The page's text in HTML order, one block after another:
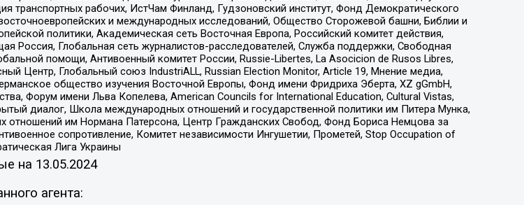
транспортных рабочих, ИстЧам Финланд, Гудзоновский институт, Фонд Демократического
и международных исследований, Общество Сторожевой башни, Библии и
политики, Академическая сеть Восточная Европа, Российский комитет действия,
Россия, Глобальная сеть журналистов-расследователей, Служба поддержки, Свободная
помощи, Антивоенный комитет России, Russie-Libertes, La Asocicion de Rusos Libres,
Центр, Глобальный союз IndustriALL, Russian Election Monitor, Article 19, Мнение медиа,
общество изучения Восточной Европы, Фонд имени Фридриха Эберта, XZ gGmbH,
Форум имени Льва Копелева, American Councils for International Education, Cultural Vistas,
диалог, Школа международных отношений и государственной политики им Питера Мунка,
им Нормана Патерсона, Центр Гражданских Свобод, Фонд Бориса Немцова за
сопротивление, Комитет независимости Ингушетии, Прометей, Stop Occupation of
Лига Украины
на 13.05.2024
агента: